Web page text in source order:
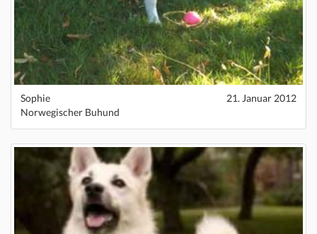
Sophie
21. Januar 2012
Norwegischer Buhund